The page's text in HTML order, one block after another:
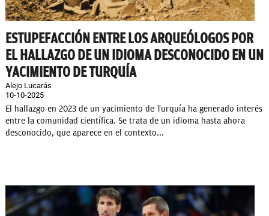
ESTUPEFACCIÓN ENTRE LOS ARQUEÓLOGOS POR
EL HALLAZGO DE UN IDIOMA DESCONOCIDO EN UN
YACIMIENTO DE TURQUÍA
Alejo Lucarás
10-10-2025
El hallazgo en 2023 de un yacimiento de Turquía ha generado interés
entre la comunidad científica. Se trata de un idioma hasta ahora
desconocido, que aparece en el contexto...